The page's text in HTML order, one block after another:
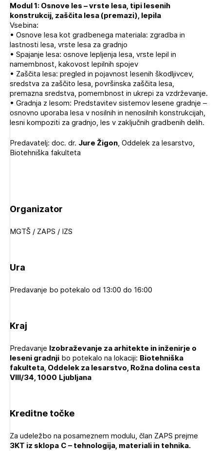
Izbrana vsebina je namenjena le ZAPS
Modul 1: Osnove les – vrste lesa, tipi lesenih
konstrukcij, zaščita lesa (premazi), lepila
Vsebina:
• Osnove lesa kot gradbenega materiala: zgradba in
lastnosti lesa, vrste lesa za gradnjo
• Spajanje lesa: osnove lepljenja lesa, vrste lepil in
namembnost, kakovost lepilnih spojev
• Zaščita lesa: pregled in pojavnost lesenih škodljivcev,
sredstva za zaščito lesa, površinska zaščita lesa,
premazna sredstva, pomembnost in ukrepi za vzdrževanje.
• Gradnja z lesom: Predstavitev sistemov lesene gradnje –
osnovno uporaba lesa v nosilnih in nenosilnih konstrukcijah,
lesni kompoziti za gradnjo, les v zaključnih gradbenih delih.
Predavatelj: doc. dr. Jure Žigon, Oddelek za lesarstvo,
Biotehniška fakulteta
Organizator
MGTŠ / ZAPS / IZS
Ura
Predavanje bo potekalo od 13:00 do 16:00
Kraj
Predavanje Izobraževanje za arhitekte in inženirje o
leseni gradnji bo potekalo na lokaciji: Biotehniška
fakulteta, Oddelek za lesarstvo, Rožna dolina cesta
VIII/34, 1000 Ljubljana
Kreditne točke
Za udeležbo na posameznem modulu, član ZAPS prejme
3KT iz sklopa C – tehnologija, materiali in tehnika.